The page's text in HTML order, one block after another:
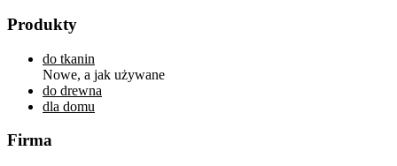
Produkty
do tkanin
Nowe, a jak używane
do drewna
dla domu
Firma